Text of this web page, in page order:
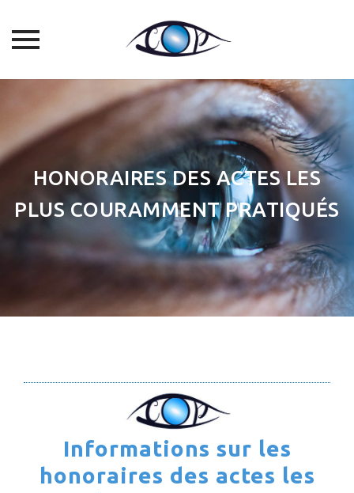
content
HONORAIRES DES ACTES LES
PLUS COURAMMENT PRATIQUÉS
Informations sur les
honoraires des actes les